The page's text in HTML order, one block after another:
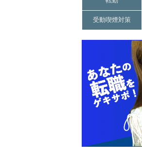
受動喫煙対策